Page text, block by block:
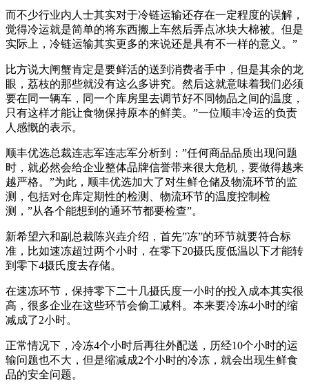
而不少行业内人士其实对于冷链运输还存在一定程度的误解，
觉得冷运就是简单的将东西搬上车然后弄点冰块大棉被。但是
实际上，冷链运输其实更多的来说还是具有不一样的意义。”
比方说大闸蟹肯定是要鲜活的送到消费者手中，但是其余的龙
眼，荔枝的那些就没有这么多讲究。然后这就意味着我们必须
要在同一辆车，同一个库房里去调节好不同物品之间的温度，
只有这样才能让食物保持原本的鲜美。”一位顺丰冷运的负责
人感慨的表示。
顺丰优选总裁连志军连志军分析到：”任何商品品质出现问题
时，就必然会给企业整体品牌信誉带来很大危机，要做得越来
越严格。”为此，顺丰优选加大了对生鲜仓储及物流环节的监
测，包括对仓库定期性的检测、物流环节的温度控制检
测，”从各个能想到的通环节都要检查”。
新希望六和副总裁陈兴垚介绍，首先”冻”的环节就要符合标
准，比如速冻超过两个小时，在零下20摄氏度低温以下才能转
到零下4摄氏度去存储。
在速冻环节，保持零下二十几摄氏度一小时的投入成本其实很
高，很多企业在这些环节会偷工减料。本来要冷冻4小时的缩
减成了2小时。
正常情况下，冷冻4个小时后再往外配送，历经10个小时的运
输问题也不大，但是缩减成2个小时的冷冻，就会出现生鲜食
品的安全问题。